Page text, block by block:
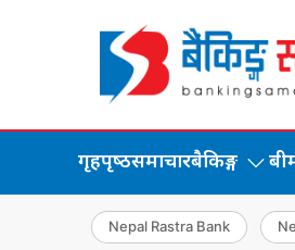
गृहपृष्‍ठसमाचारबैकिङ्ग
Nepal Rastra Bank